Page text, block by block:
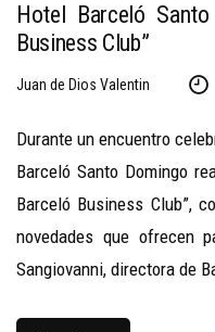
Hotel Barceló
Business Club”
Juan de Dios Valentin
Durante un encuentro
Barceló Santo Domingo
Barceló Business Club”,
novedades que ofrecen
Sangiovanni, directora de